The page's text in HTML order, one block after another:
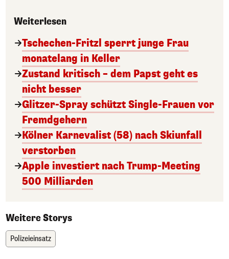
Weiterlesen
Tschechen-Fritzl sperrt junge Frau
monatelang in Keller
Zustand kritisch – dem Papst geht es
nicht besser
Glitzer-Spray schützt Single-Frauen vor
Fremdgehern
Kölner Karnevalist (58) nach Skiunfall
verstorben
Apple investiert nach Trump-Meeting
500 Milliarden
Weitere Storys
Polizeieinsatz